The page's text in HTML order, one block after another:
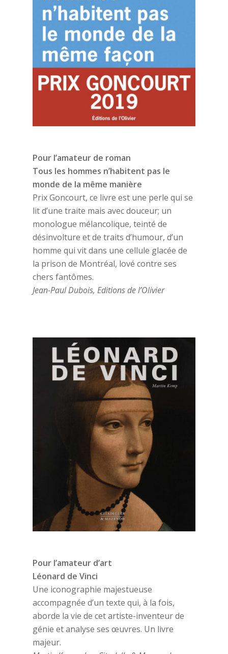
Pour l’amateur de roman
Tous les hommes n’habitent pas le
monde de la même manière
Prix Goncourt, ce livre est une perle qui se
lit d’une traite mais avec douceur; un
monologue mélancolique, teinté de
désinvolture et de traits d’humour, d’un
homme qui vit dans une cellule glacée de
la prison de Montréal, lové contre ses
chers fantômes.
Jean-Paul Dubois, Editions de l’Olivier
Pour l’amateur d’art
Léonard de Vinci
Une iconographie majestueuse
accompagnée d’un texte qui, à la fois,
aborde la vie de cet artiste-inventeur de
génie et analyse ses œuvres. Un livre
majeur.